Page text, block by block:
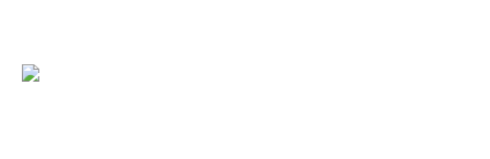
Bildergalerie überspringen